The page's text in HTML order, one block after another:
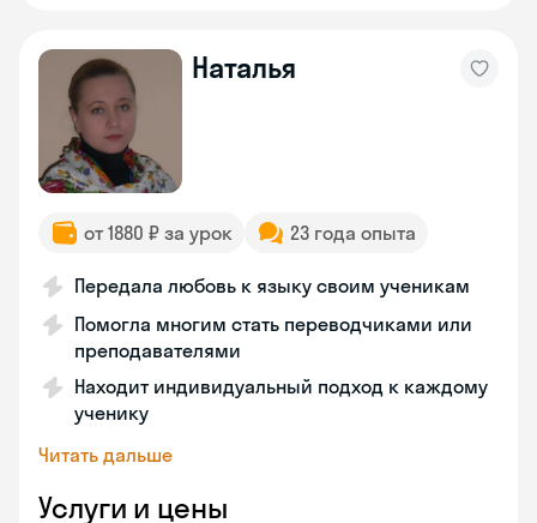
Наталья
от 1880 ₽ за урок 23 года опыта
Передала любовь к языку своим ученикам
Помогла многим стать переводчиками или
преподавателями
Находит индивидуальный подход к каждому
ученику
Читать дальше
Услуги и цены